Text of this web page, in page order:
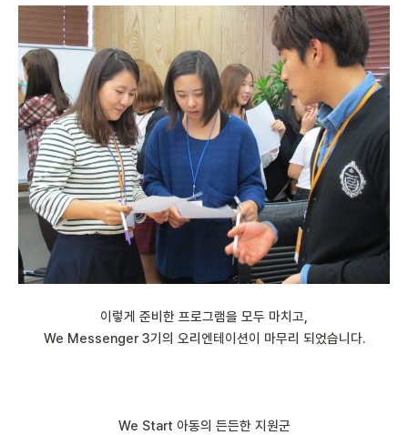
이렇게 준비한 프로그램을 모두 마치고,
We Messenger 3기의 오리엔테이션이 마무리 되었습니다.
We Start 아동의 든든한 지원군